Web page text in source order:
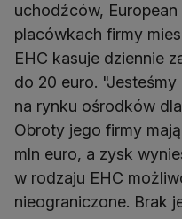
uchodźców,
placówkach firmy
EHC kasuje dziennie
do 20 euro.
na rynku ośrodków
Obroty jego firmy
mln euro, a zysk
w rodzaju EHC
nieograniczone. Brak